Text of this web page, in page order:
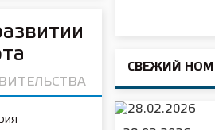
СВЕЖИЙ